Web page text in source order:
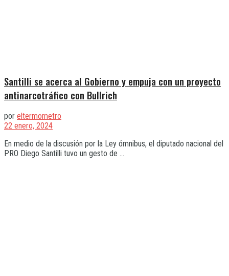
Santilli se acerca al Gobierno y empuja con un proyecto
antinarcotráfico con Bullrich
por eltermometro
22 enero, 2024
En medio de la discusión por la Ley ómnibus, el diputado nacional del
PRO Diego Santilli tuvo un gesto de ...